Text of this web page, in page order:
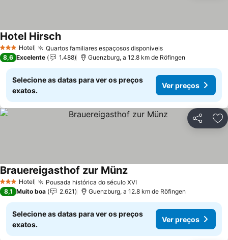
3 EstrelasHotel Quartos familiares espaçosos disponíveis
Hotel Hirsch
8,6 Excelente 1.488 Guenzburg, a 12.8 km de Röfingen
Selecione as datas para ver os preços
exatos.
Ver preços
Partilhar
3 EstrelasHotel Pousada histórica do século XVI
Brauereigasthof zur Münz
8,1 Muito boa 2.621 Guenzburg, a 12.8 km de Röfingen
Selecione as datas para ver os preços
exatos.
Ver preços